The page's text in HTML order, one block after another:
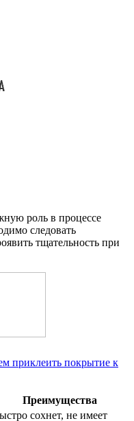
роль в процессе
следовать
тщательность при
приклеить покрытие к
Преимущества
сохнет, не имеет